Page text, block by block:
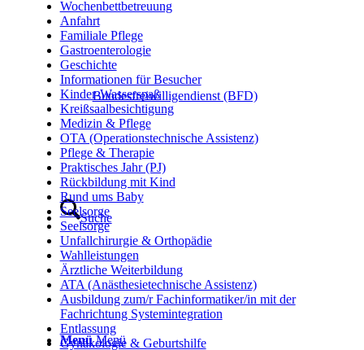
Bundesfreiwilligendienst (BFD)
Suche
Menü Menü
Wochenbettbetreuung
Anfahrt
Familiale Pflege
Gastroenterologie
Geschichte
Informationen für Besucher
Kinder-Wasserspaß
Kreißsaalbesichtigung
Medizin & Pflege
OTA (Operationstechnische Assistenz)
Pflege & Therapie
Praktisches Jahr (PJ)
Rückbildung mit Kind
Rund ums Baby
Seelsorge
Seelsorge
Unfallchirurgie & Orthopädie
Wahlleistungen
Ärztliche Weiterbildung
ATA (Anästhesietechnische Assistenz)
Ausbildung zum/r Fachinformatiker/in mit der
Fachrichtung Systemintegration
Entlassung
Gynäkologie & Geburtshilfe